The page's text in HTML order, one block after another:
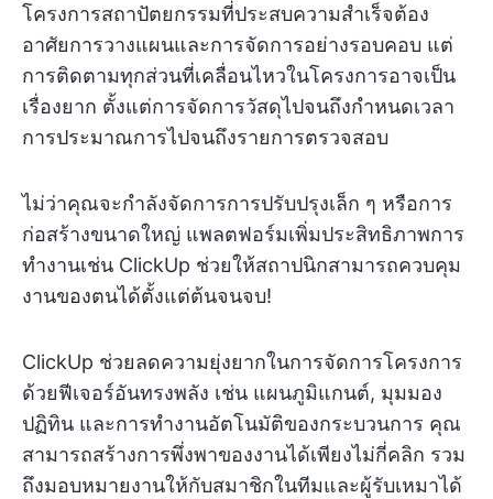
โครงการสถาปัตยกรรมที่ประสบความสำเร็จต้อง
อาศัยการวางแผนและการจัดการอย่างรอบคอบ แต่
การติดตามทุกส่วนที่เคลื่อนไหวในโครงการอาจเป็น
เรื่องยาก ตั้งแต่การจัดการวัสดุไปจนถึงกำหนดเวลา
การประมาณการไปจนถึงรายการตรวจสอบ
ไม่ว่าคุณจะกำลังจัดการการปรับปรุงเล็ก ๆ หรือการ
ก่อสร้างขนาดใหญ่ แพลตฟอร์มเพิ่มประสิทธิภาพการ
ทำงานเช่น ClickUp ช่วยให้สถาปนิกสามารถควบคุม
งานของตนได้ตั้งแต่ต้นจนจบ!
ClickUp ช่วยลดความยุ่งยากในการจัดการโครงการ
ด้วยฟีเจอร์อันทรงพลัง เช่น แผนภูมิแกนต์, มุมมอง
ปฏิทิน และการทำงานอัตโนมัติของกระบวนการ คุณ
สามารถสร้างการพึ่งพาของงานได้เพียงไม่กี่คลิก รวม
ถึงมอบหมายงานให้กับสมาชิกในทีมและผู้รับเหมาได้